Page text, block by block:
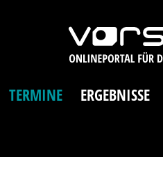
TERMINE ERGEBNISSE